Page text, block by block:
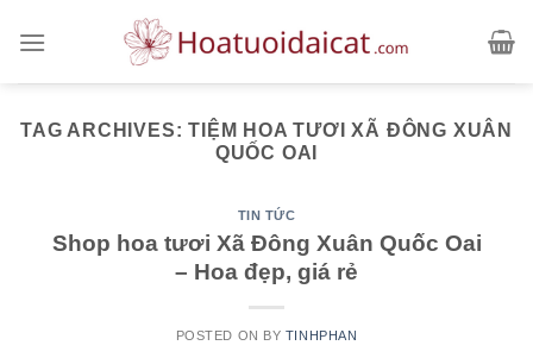
TAG ARCHIVES:TIỆM HOA TƯƠI XÃ ĐÔNG XUÂN
QUỐC OAI
TIN TỨC
Shop hoa tươi Xã Đông Xuân Quốc Oai
– Hoa đẹp, giá rẻ
POSTED ON BY TINHPHAN